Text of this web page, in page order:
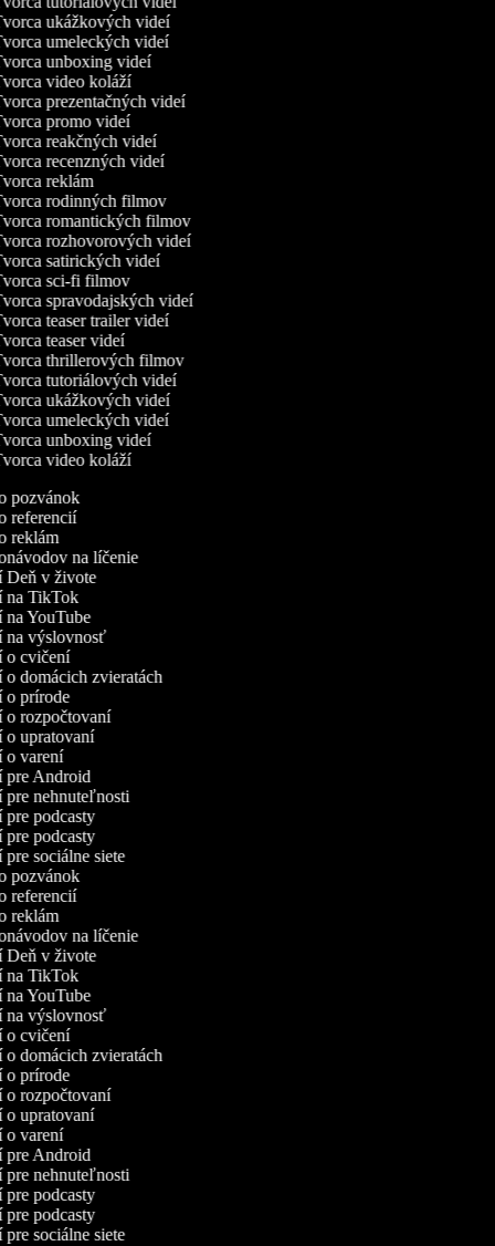
ukážkových videí
umeleckých videí
unboxing videí
video koláží
prezentačných videí
promo videí
reakčných videí
recenzných videí
reklám
rodinných filmov
romantických filmov
rozhovorových videí
satirických videí
sci-fi filmov
spravodajských videí
teaser trailer videí
teaser videí
thrillerových filmov
tutoriálových videí
ukážkových videí
umeleckých videí
unboxing videí
video koláží
pozvánok
referencií
reklám
na líčenie
Deň v živote
na TikTok
na YouTube
na výslovnosť
o cvičení
o domácich zvieratách
o prírode
o rozpočtovaní
o upratovaní
o varení
pre Android
pre nehnuteľnosti
pre podcasty
pre podcasty
pre sociálne siete
pozvánok
referencií
reklám
na líčenie
Deň v živote
na TikTok
na YouTube
na výslovnosť
o cvičení
o domácich zvieratách
o prírode
o rozpočtovaní
o upratovaní
o varení
pre Android
pre nehnuteľnosti
pre podcasty
pre podcasty
pre sociálne siete